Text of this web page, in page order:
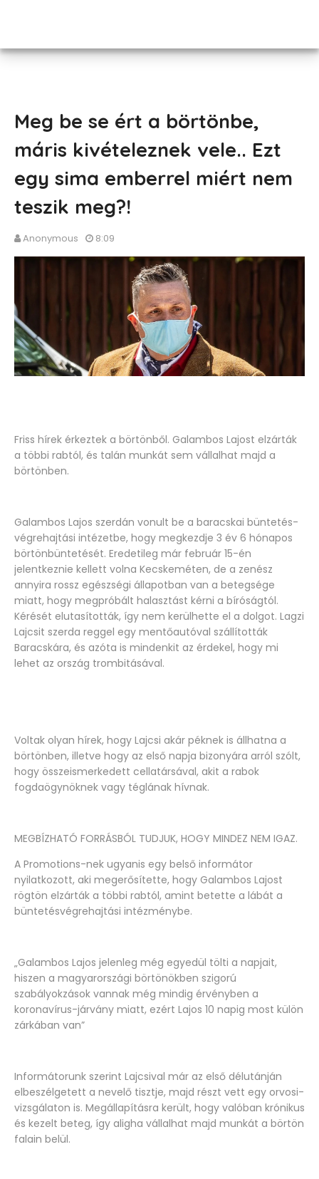
Meg be se ért a börtönbe,
máris kivételeznek vele.. Ezt
egy sima emberrel miért nem
teszik meg?!
Anonymous 8:09
Friss hírek érkeztek a börtönből. Galambos Lajost elzárták
a többi rabtól, és talán munkát sem vállalhat majd a
börtönben.
Galambos Lajos szerdán vonult be a baracskai büntetés-
végrehajtási intézetbe, hogy megkezdje 3 év 6 hónapos
börtönbüntetését. Eredetileg már február 15-én
jelentkeznie kellett volna Kecskeméten, de a zenész
annyira rossz egészségi állapotban van a betegsége
miatt, hogy megpróbált halasztást kérni a bíróságtól.
Kérését elutasították, így nem kerülhette el a dolgot. Lagzi
Lajcsit szerda reggel egy mentőautóval szállították
Baracskára, és azóta is mindenkit az érdekel, hogy mi
lehet az ország trombitásával.
Voltak olyan hírek, hogy Lajcsi akár péknek is állhatna a
börtönben, illetve hogy az első napja bizonyára arról szólt,
hogy összeismerkedett cellatársával, akit a rabok
fogdaögynöknek vagy téglának hívnak.
MEGBÍZHATÓ FORRÁSBÓL TUDJUK, HOGY MINDEZ NEM IGAZ.
A Promotions-nek ugyanis egy belső informátor
nyilatkozott, aki megerősítette, hogy Galambos Lajost
rögtön elzárták a többi rabtól, amint betette a lábát a
büntetésvégrehajtási intézménybe.
„Galambos Lajos jelenleg még egyedül tölti a napjait,
hiszen a magyarországi börtönökben szigorú
szabályokzások vannak még mindig érvényben a
koronavírus-járvány miatt, ezért Lajos 10 napig most külön
zárkában van”
Informátorunk szerint Lajcsival már az első délutánján
elbeszélgetett a nevelő tisztje, majd részt vett egy orvosi-
vizsgálaton is. Megállapításra került, hogy valóban krónikus
és kezelt beteg, így aligha vállalhat majd munkát a börtön
falain belül.